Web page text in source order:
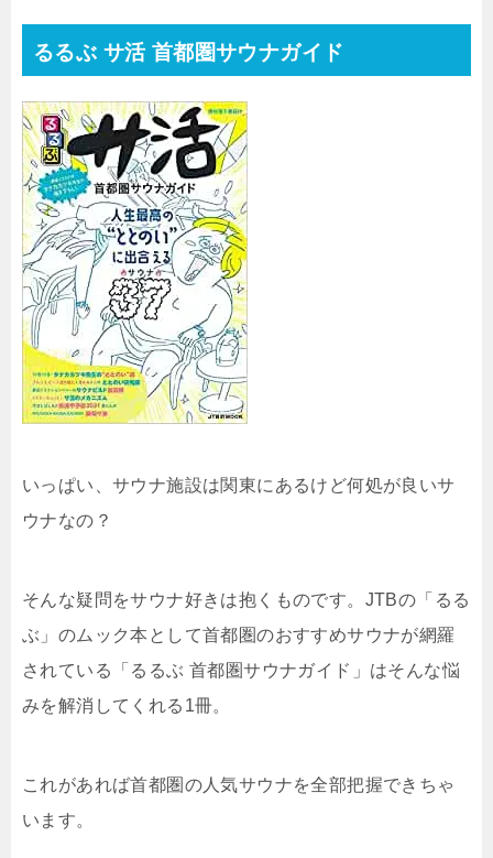
るるぶ サ活 首都圏サウナガイド
いっぱい、サウナ施設は関東にあるけど何処が良いサ
ウナなの？
そんな疑問をサウナ好きは抱くものです。JTBの「るる
ぶ」のムック本として首都圏のおすすめサウナが網羅
されている「るるぶ 首都圏サウナガイド」はそんな悩
みを解消してくれる1冊。
これがあれば首都圏の人気サウナを全部把握できちゃ
います。